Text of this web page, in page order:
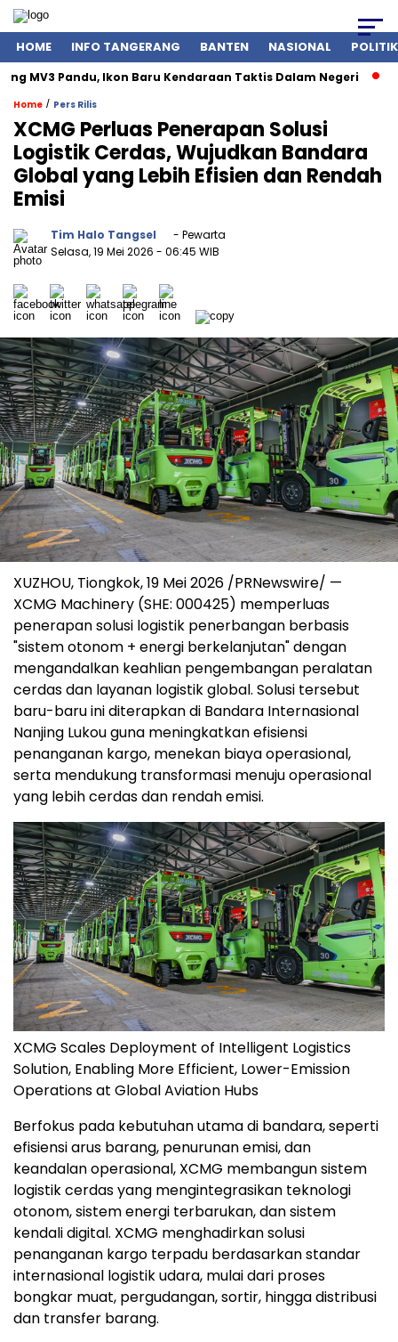
HOME INFO TANGERANG BANTEN NASIONAL POLITIK
Pandu, Ikon Baru Kendaraan Taktis Dalam Negeri
Home / Pers Rilis
XCMG Perluas Penerapan Solusi
Logistik Cerdas, Wujudkan Bandara
Global yang Lebih Efisien dan Rendah
Emisi
Tim Halo Tangsel
- Pewarta
Selasa, 19 Mei 2026 - 06:45 WIB
XUZHOU, Tiongkok, 19 Mei 2026 /PRNewswire/ —
XCMG Machinery (SHE: 000425) memperluas
penerapan solusi logistik penerbangan berbasis
"sistem otonom + energi berkelanjutan" dengan
mengandalkan keahlian pengembangan peralatan
cerdas dan layanan logistik global. Solusi tersebut
baru-baru ini diterapkan di Bandara Internasional
Nanjing Lukou guna meningkatkan efisiensi
penanganan kargo, menekan biaya operasional,
serta mendukung transformasi menuju operasional
yang lebih cerdas dan rendah emisi.
XCMG Scales Deployment of Intelligent Logistics
Solution, Enabling More Efficient, Lower-Emission
Operations at Global Aviation Hubs
Berfokus pada kebutuhan utama di bandara, seperti
efisiensi arus barang, penurunan emisi, dan
keandalan operasional, XCMG membangun sistem
logistik cerdas yang mengintegrasikan teknologi
otonom, sistem energi terbarukan, dan sistem
kendali digital. XCMG menghadirkan solusi
penanganan kargo terpadu berdasarkan standar
internasional logistik udara, mulai dari proses
bongkar muat, pergudangan, sortir, hingga distribusi
dan transfer barang.